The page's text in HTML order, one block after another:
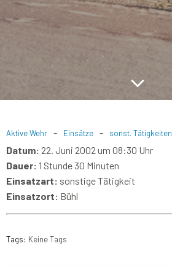
Aktive Wehr - Einsätze - sonst. Tätigkeiten
Datum: 22. Juni 2002 um 08:30 Uhr
Dauer: 1 Stunde 30 Minuten
Einsatzart: sonstige Tätigkeit
Einsatzort: Bühl
Tags: Keine Tags